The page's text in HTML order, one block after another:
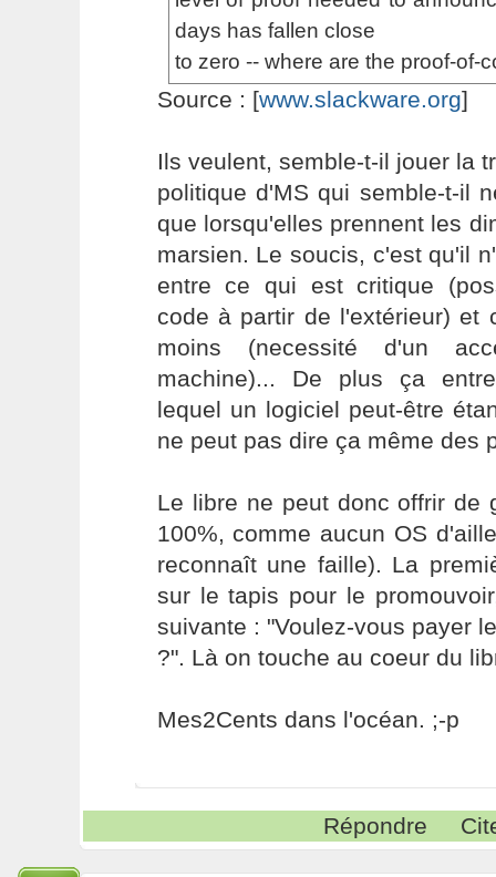
days has fallen close
to zero -- where are the proof-of-
Source : [www.slackware.org]
Ils veulent, semble-t-il jouer la
politique d'MS qui semble-t-il
que lorsqu'elles prennent les
marsien. Le soucis, c'est qu'il
entre ce qui est critique
code à partir de l'extérieur) et
moins (necessité d'un
machine)... De plus ça
lequel un logiciel peut-être
ne peut pas dire ça même des
Le libre ne peut donc offrir de
100%, comme aucun OS
reconnaît une faille). La
sur le tapis pour le
suivante : "Voulez-vous payer
?". Là on touche au coeur du
Mes2Cents dans l'océan. ;-p
Répondre